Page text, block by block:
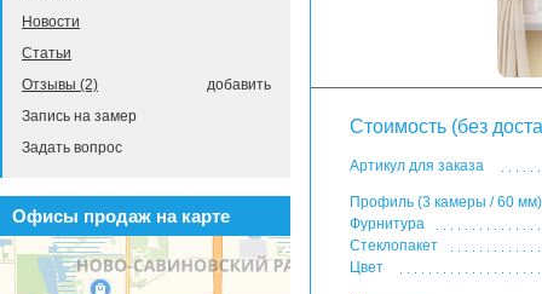
Стоимость (без
Артикул для заказа
Профиль (3 камеры / 60 мм)
Фурнитура
Стеклопакет
Цвет
Новости
Статьи
добавить
Отзывы (2)
Запись на замер
Задать вопрос
Офисы продаж на карте